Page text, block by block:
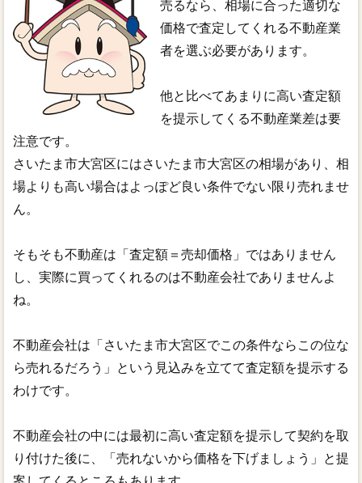
売るなら、相場に合った適切な
価格で査定してくれる不動産業
者を選ぶ必要があります。
他と比べてあまりに高い査定額
を提示してくる不動産業差は要
注意です。
さいたま市大宮区にはさいたま市大宮区の相場があり、相
場よりも高い場合はよっぽど良い条件でない限り売れませ
ん。
そもそも不動産は「査定額＝売却価格」ではありません
し、実際に買ってくれるのは不動産会社でありませんよ
ね。
不動産会社は「さいたま市大宮区でこの条件ならこの位な
ら売れるだろう」という見込みを立てて査定額を提示する
わけです。
不動産会社の中には最初に高い査定額を提示して契約を取
り付けた後に、「売れないから価格を下げましょう」と提